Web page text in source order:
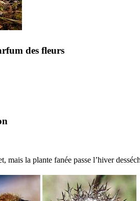
des fleurs
mais la plante fanée passe l’hiver